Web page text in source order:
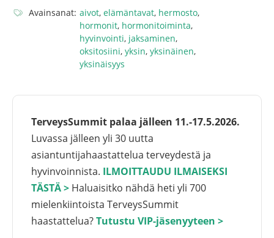
Avainsanat: aivot, elämäntavat, hermosto,
hormonit, hormonitoiminta,
hyvinvointi, jaksaminen,
oksitosiini, yksin, yksinäinen,
yksinäisyys
TerveysSummit palaa jälleen 11.-17.5.2026.
Luvassa jälleen yli 30 uutta
asiantuntijahaastattelua terveydestä ja
hyvinvoinnista. ILMOITTAUDU ILMAISEKSI
TÄSTÄ > Haluaisitko nähdä heti yli 700
mielenkiintoista TerveysSummit
haastattelua?Tutustu VIP-jäsenyyteen >